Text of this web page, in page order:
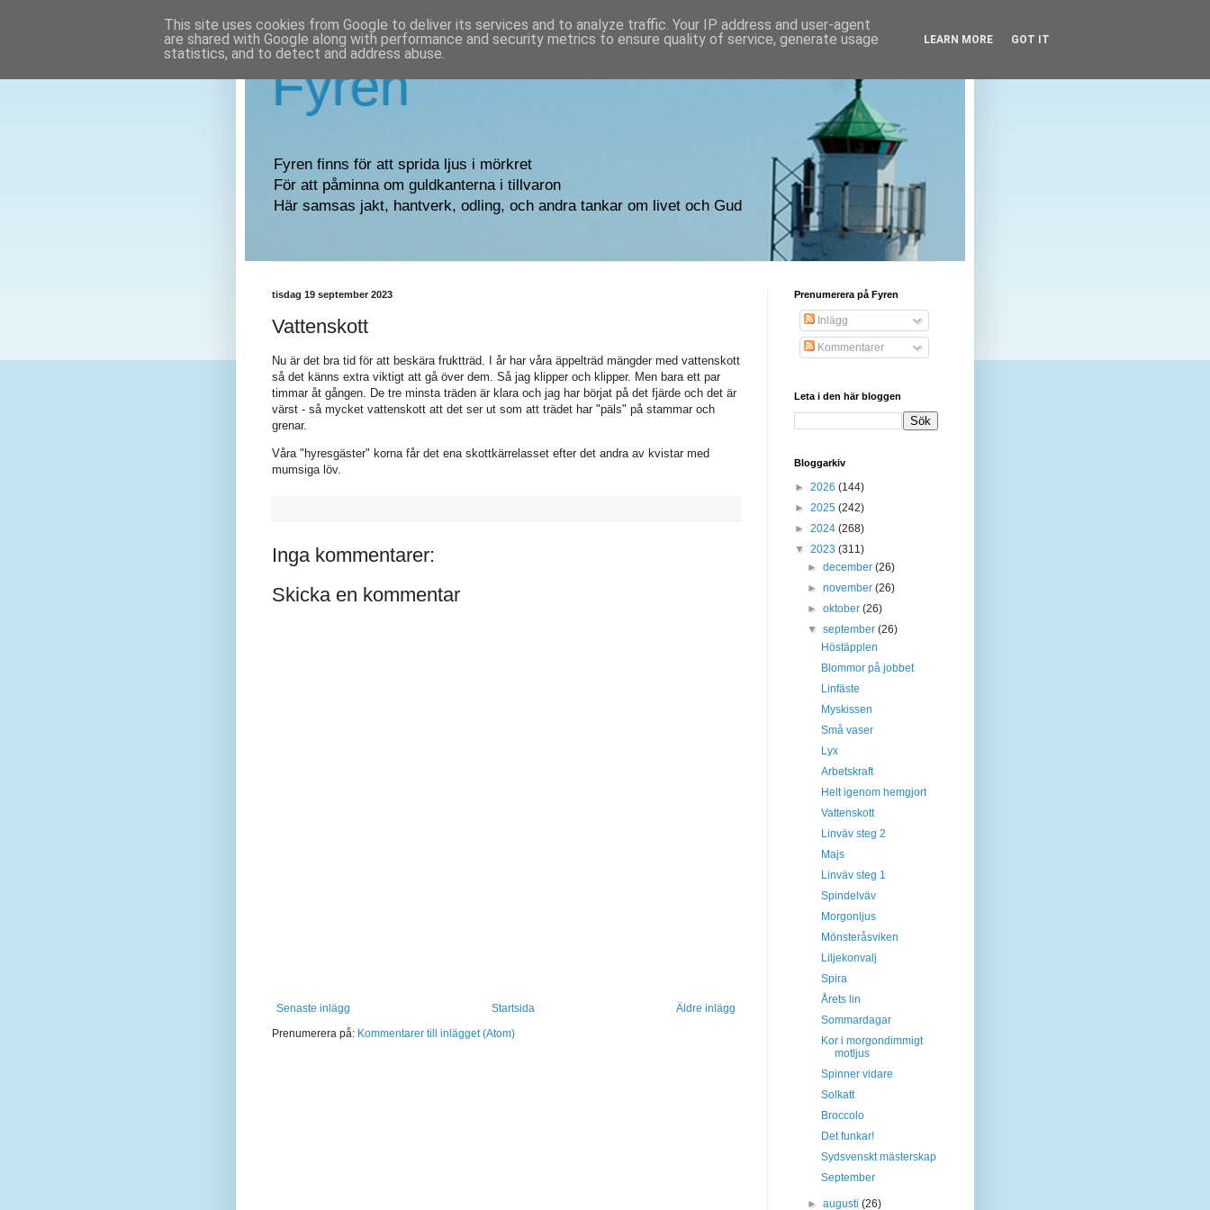
Fyren
Fyren finns för att sprida ljus i mörkret
För att påminna om guldkanterna i tillvaron
Här samsas jakt, hantverk, odling, och andra tankar om livet och Gud
tisdag 19 september 2023
Vattenskott
Nu är det bra tid för att beskära fruktträd. I år har våra äppelträd mängder med vattenskott
så det känns extra viktigt att gå över dem. Så jag klipper och klipper. Men bara ett par
timmar åt gången. De tre minsta träden är klara och jag har börjat på det fjärde och det är
värst - så mycket vattenskott att det ser ut som att trädet har "päls" på stammar och
grenar.
Våra "hyresgäster" korna får det ena skottkärrelasset efter det andra av kvistar med
mumsiga löv.
Inga kommentarer:
Skicka en kommentar
Senaste inlägg Äldre inlägg
Startsida
Prenumerera på: Kommentarer till inlägget (Atom)
Prenumerera på Fyren
Inlägg
Kommentarer
Leta i den här bloggen
Bloggarkiv
► 2026 (144)
► 2025 (242)
► 2024 (268)
▼ 2023 (311)
►december(26)
►november(26)
►oktober(26)
▼september(26)
Höstäpplen
Blommor på jobbet
Linfäste
Myskissen
Små vaser
Lyx
Arbetskraft
Helt igenom hemgjort
Vattenskott
Linväv steg 2
Majs
Linväv steg 1
Spindelväv
Morgonljus
Mönsteråsviken
Liljekonvalj
Spira
Årets lin
Sommardagar
Kor i morgondimmigt
motljus
Spinner vidare
Solkatt
Broccolo
Det funkar!
Sydsvenskt mästerskap
September
►augusti(26)
This site uses cookies from Google to deliver its services and to analyze traffic. Your IP address and user-agent
are shared with Google along with performance and security metrics to ensure quality of service, generate usage
statistics, and to detect and address abuse.
LEARN MORE GOT IT